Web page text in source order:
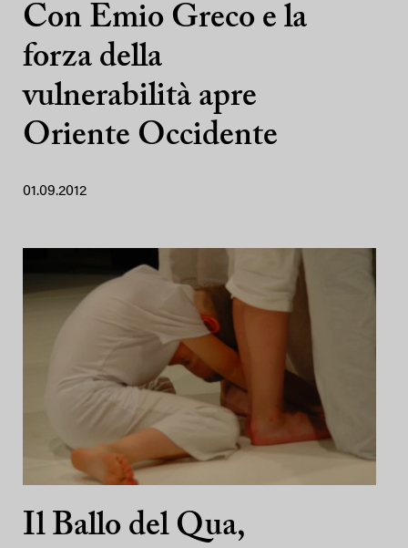
Con Emio Greco e la
forza della
vulnerabilità apre
Oriente Occidente
01.09.2012
Il Ballo del Qua,